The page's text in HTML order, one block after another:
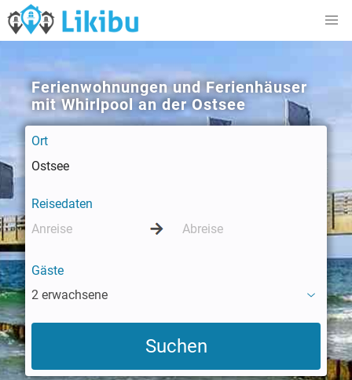
Ferienwohnungen und Ferienhäuser
mit Whirlpool an der Ostsee
Ort
Reisedaten
Gäste
2 erwachsene